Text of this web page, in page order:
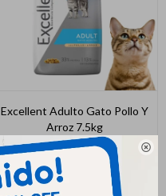

Excellent Adulto Gato Pollo Y
Arroz 7.5kg
$2.478